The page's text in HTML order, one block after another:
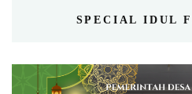
SPECIAL IDUL